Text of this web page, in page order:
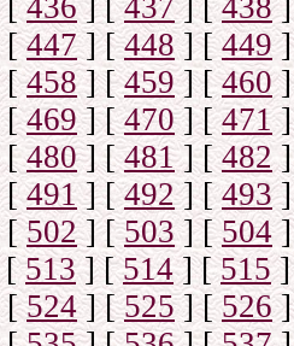
[ 436] [437] [438]
[447] [448] [449]
[458] [459] [460]
[469] [470] [471]
[480] [481] [482]
[491] [492] [493]
[502] [503] [504]
[513] [514] [515]
[524] [525] [526]